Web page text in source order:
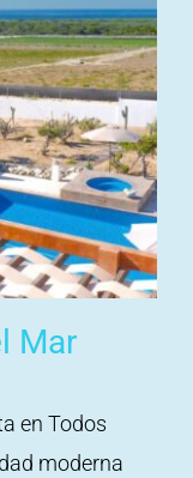
Mar
en Todos
moderna